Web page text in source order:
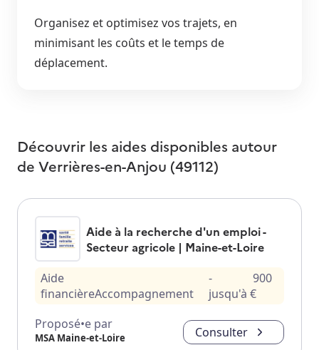
Organisez et optimisez vos trajets, en
minimisant les coûts et le temps de
déplacement.
Découvrir les aides disponibles autour
de Verrières-en-Anjou (49112)
Aide à la recherche d'un emploi -
Secteur agricole | Maine-et-Loire
Aide
financièreAccompagnement
-
jusqu'à
900
€
Proposé•e par
MSA Maine-et-Loire Consulter